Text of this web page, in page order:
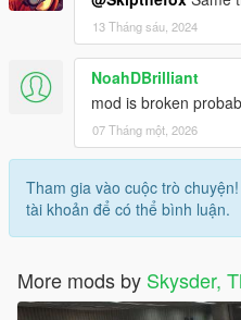
13 Tháng sáu, 2024
NoahDBrilliant
mod is broken
07 Tháng một, 2026
Tham gia vào cuộc trò chuyện!
tài khoản để có thể bình luận.
More mods by Skysder,